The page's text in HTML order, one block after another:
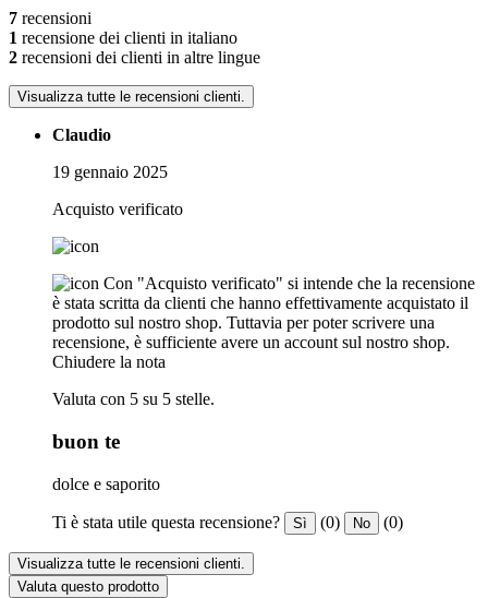
7 recensioni
1 recensione dei clienti in italiano
2 recensioni dei clienti in altre lingue
Visualizza tutte le recensioni clienti.
Claudio
19 gennaio 2025
Acquisto verificato
Con "Acquisto verificato" si intende che la recensione
è stata scritta da clienti che hanno effettivamente acquistato il
prodotto sul nostro shop. Tuttavia per poter scrivere una
recensione, è sufficiente avere un account sul nostro shop.
Chiudere la nota
Valuta con 5 su 5 stelle.
buon te
dolce e saporito
Ti è stata utile questa recensione? Sì (0) No (0)
Visualizza tutte le recensioni clienti.
Valuta questo prodotto